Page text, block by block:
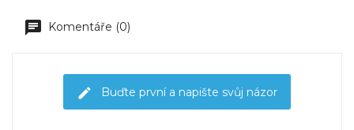
Komentáře (0)
Buďte první a napište svůj názor